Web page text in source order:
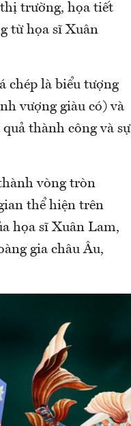
trường, họa tiết
từ họa sĩ Xuân
chép là biểu tượng
vượng giàu có) và
thành công và sự
vòng tròn
thể hiện trên
họa sĩ Xuân Lam,
gia châu Âu,